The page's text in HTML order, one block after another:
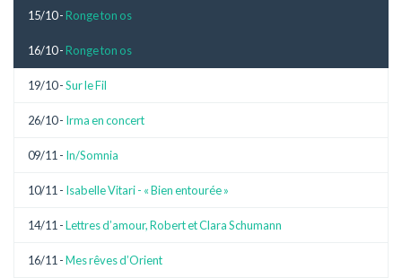
15/10 - Ronge ton os
16/10 - Ronge ton os
19/10 -Sur le Fil
26/10 - Irma en concert
09/11 - In/Somnia
10/11 - Isabelle Vitari - « Bien entourée »
14/11 -Lettres d’amour, Robert et Clara Schumann
16/11 -Mes rêves d’Orient